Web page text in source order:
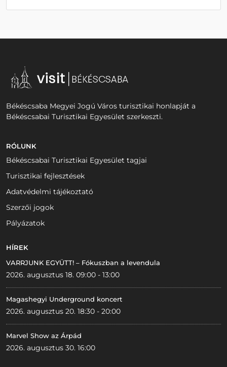
Békéscsaba Megyei Jogú Város turisztikai honlapját a
Békéscsabai Turisztikai Egyesület szerkeszti.
RÓLUNK
Békéscsabai Turisztikai Egyesület tagjai
Turisztikai fejlesztések
Adatvédelmi tájékoztató
Szerzői jogok
Pályázatok
HÍREK
VARRJUNK EGYÜTT! – Fókuszban a levendula
2026. augusztus 18. 09:00 - 13:00
Magashegyi Underground koncert
2026. augusztus 20. 18:30 - 20:00
Marvel Show az Árpád
2026. augusztus 30. 16:00